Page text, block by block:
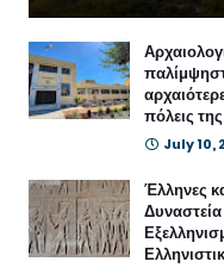
πόλεις
July 10,
Έλληνες